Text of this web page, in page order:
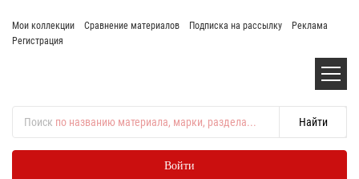
Мои коллекции Сравнение материалов Подписка на рассылку
Реклама
Регистрация
Поиск по названию материала, марки, раздела...
Войти